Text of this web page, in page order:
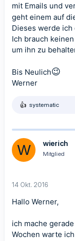
mit Emails und
geht einem auf
Dieses werde
Ich brauch
um ihn zu
Bis Neulich😉
Werner
R
k
t
i
o
n
systematic
W wierich
Mitglied
14 Okt. 2016
Hallo Werner,
ich mache
Wochen warte